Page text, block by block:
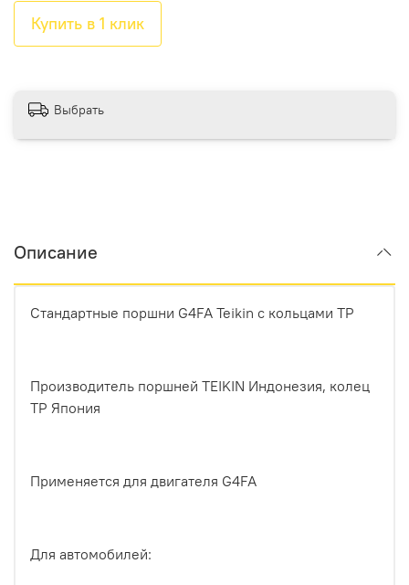
Купить в 1 клик
Выбрать
Описание
Стандартные поршни G4FA Teikin с кольцами TP
Производитель поршней TEIKIN Индонезия, колец
TP Япония
Применяется для двигателя G4FA
Для автомобилей: